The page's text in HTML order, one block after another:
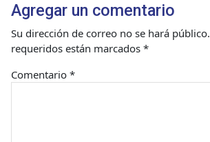
Agregar un comentario
Su dirección de correo no se hará público.
requeridos están marcados *
Comentario *